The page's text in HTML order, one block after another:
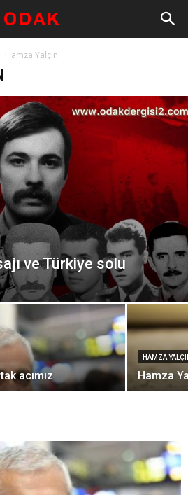
Hamza Yalçın
ve Türkiye solu
acımız
HAMZA
Hamza